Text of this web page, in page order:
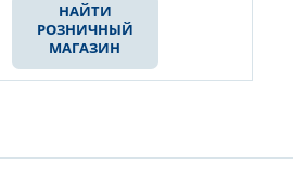
НАЙТИ
РОЗНИЧНЫЙ
МАГАЗИН